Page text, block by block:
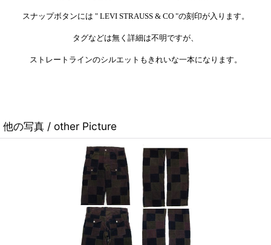
スナップボタンには " LEVI STRAUSS & CO "の刻印が入ります。
タグなどは無く詳細は不明ですが、
ストレートラインのシルエットもきれいな一本になります。
他の写真 / other Picture